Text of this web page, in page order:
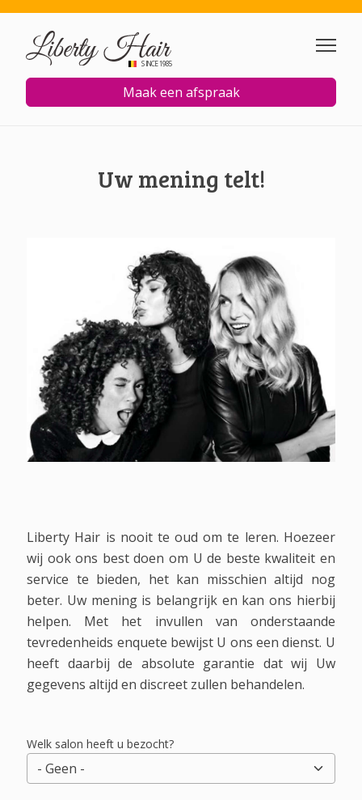
Overslaan en naar de inhoud
SINCE 1985
Maak een afspraak
Uw mening telt!
Tekst
Liberty Hair is nooit te oud om te leren. Hoezeer
wij ook ons best doen om U de beste kwaliteit en
service te bieden, het kan misschien altijd nog
beter. Uw mening is belangrijk en kan ons hierbij
helpen. Met het invullen van onderstaande
tevredenheids enquete bewijst U ons een dienst. U
heeft daarbij de absolute garantie dat wij Uw
gegevens altijd en discreet zullen behandelen.
Welk salon heeft u bezocht?